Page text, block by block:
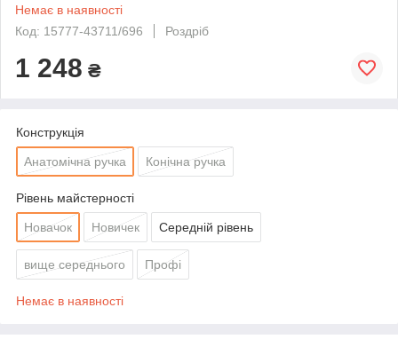
Немає в наявності
Код: 15777-43711/696
Роздріб
1 248 ₴
Конструкція
Анатомічна ручка Конічна ручка
Рівень майстерності
Новачок Новичек Середній рівень
вище середнього Профі
Немає в наявності